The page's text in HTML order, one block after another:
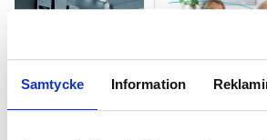
Samtycke Information
Har du koll på
fasbalanseringen,
hur han